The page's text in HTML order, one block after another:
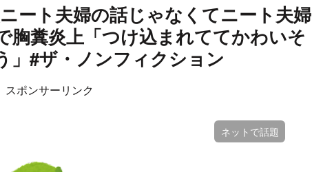
ート夫婦の話じゃなくてニート夫婦
胸糞炎上「つけ込まれててかわいそ
」#ザ・ノンフィクション
スポンサーリンク
ネットで話題